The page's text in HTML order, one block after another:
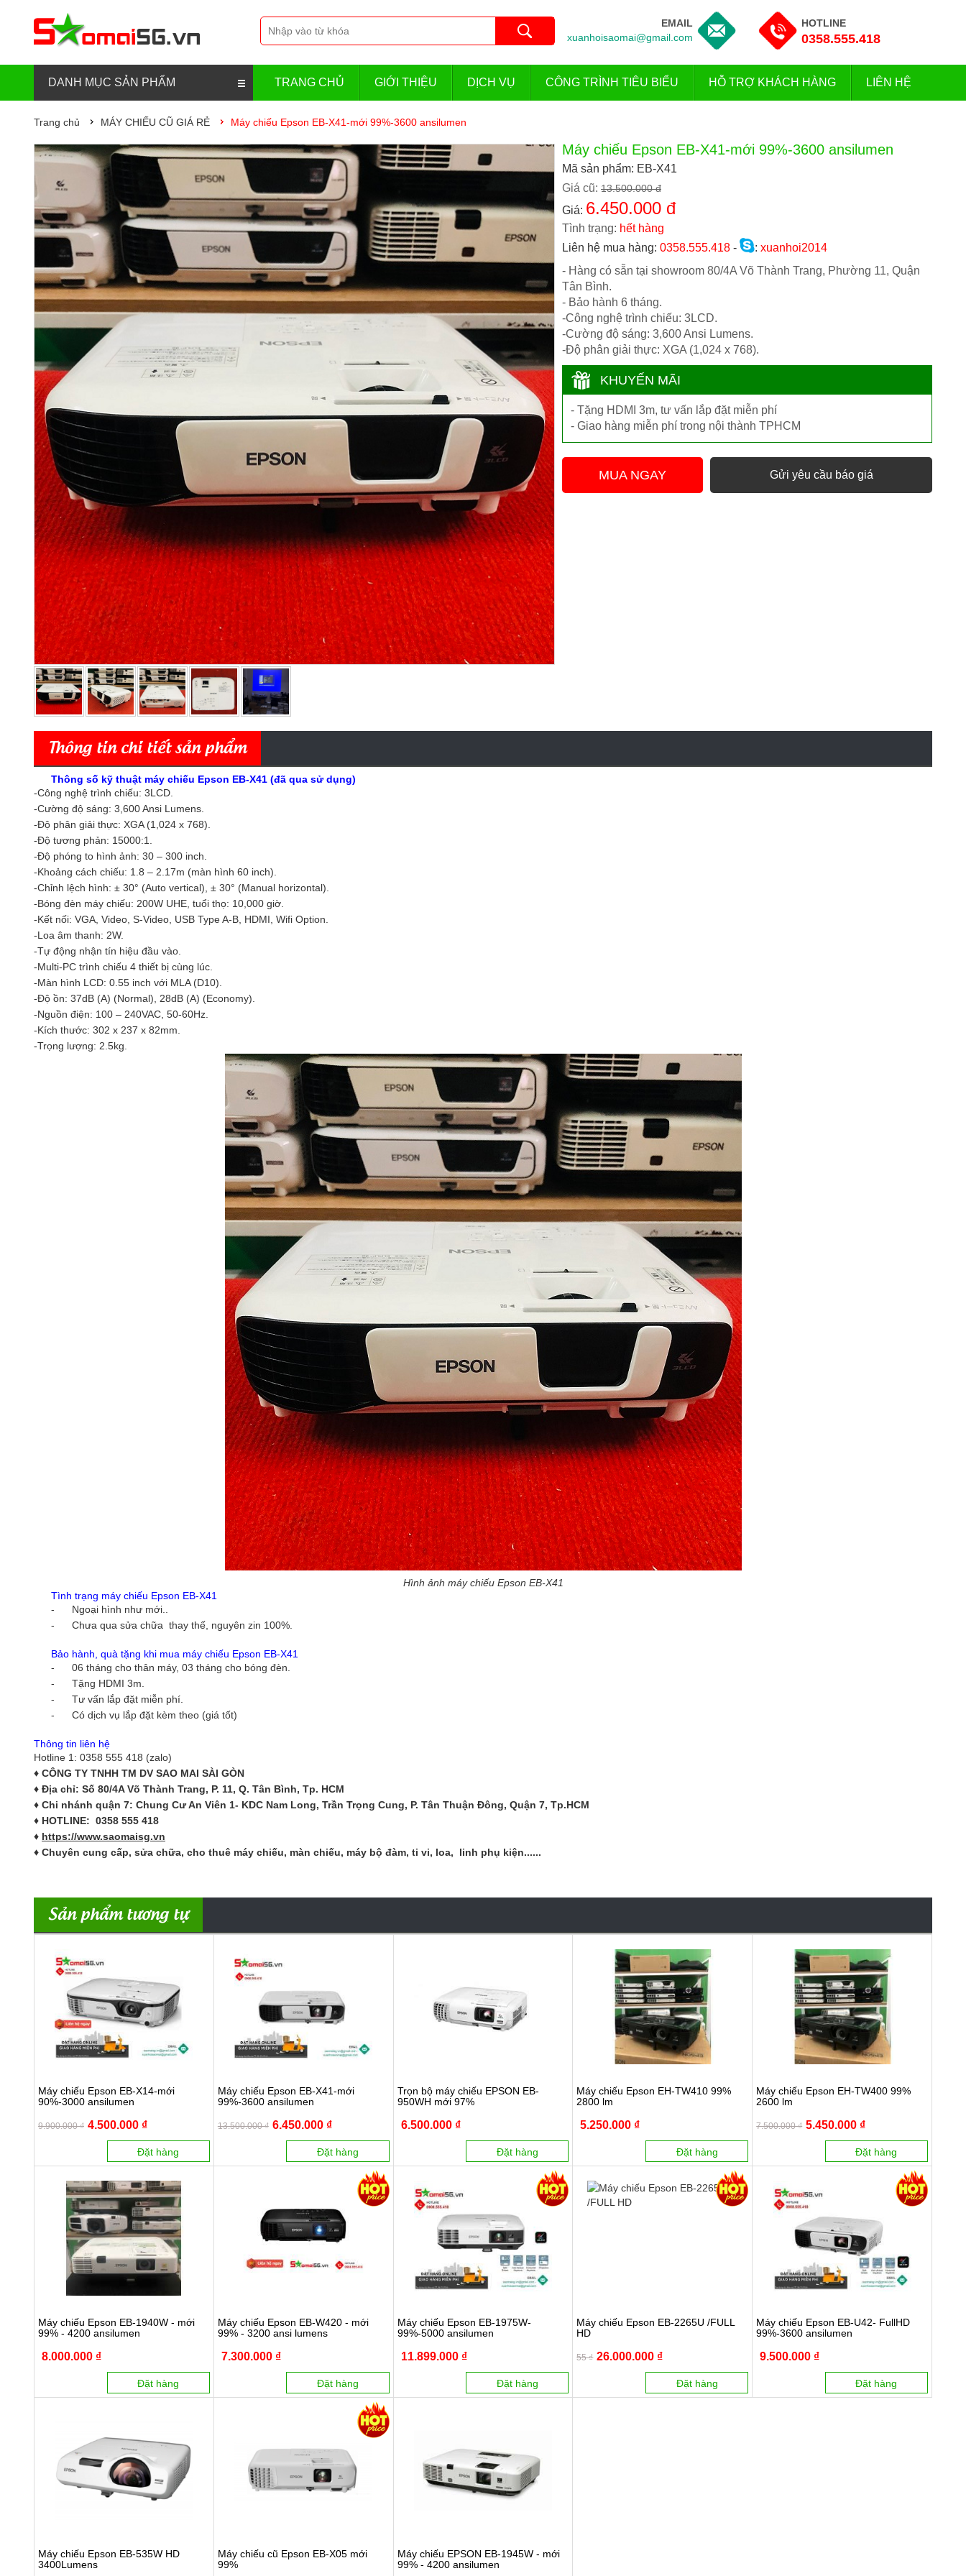
EMAIL
xuanhoisaomai@gmail.com
HOTLINE
0358.555.418
TRANG CHỦ GIỚI THIỆU DỊCH VỤ CÔNG TRÌNH TIÊU BIỂU HỖ TRỢ KHÁCH HÀNG LIÊN HỆ
DANH MỤC SẢN PHẨM
Trang chủ MÁY CHIẾU CŨ GIÁ RẺ Máy chiếu Epson EB-X41-mới 99%-3600 ansilumen
Máy chiếu Epson EB-X41-mới 99%-3600 ansilumen
Mã sản phẩm: EB-X41
Giá cũ: 13.500.000 đ
Giá: 6.450.000 đ
Tình trạng: hết hàng
Liên hệ mua hàng: 0358.555.418 - : xuanhoi2014
- Hàng có sẵn tại showroom 80/4A Võ Thành Trang, Phường 11, Quận
Tân Bình.
- Bảo hành 6 tháng.
-Công nghệ trình chiếu: 3LCD.
-Cường độ sáng: 3,600 Ansi Lumens.
-Độ phân giải thực: XGA (1,024 x 768).
KHUYẾN MÃI
- Tặng HDMI 3m, tư vấn lắp đặt miễn phí
- Giao hàng miễn phí trong nội thành TPHCM
MUA NGAY Gửi yêu cầu báo giá
Thông tin chi tiết sản phẩm
Thông số kỹ thuật máy chiếu Epson EB-X41 (đã qua sử dụng)
-Công nghệ trình chiếu: 3LCD.
-Cường độ sáng: 3,600 Ansi Lumens.
-Độ phân giải thực: XGA (1,024 x 768).
-Độ tương phản: 15000:1.
-Độ phóng to hình ảnh: 30 – 300 inch.
-Khoảng cách chiếu: 1.8 – 2.17m (màn hình 60 inch).
-Chỉnh lệch hình: ± 30° (Auto vertical), ± 30° (Manual horizontal).
-Bóng đèn máy chiếu: 200W UHE, tuổi thọ: 10,000 giờ.
-Kết nối: VGA, Video, S-Video, USB Type A-B, HDMI, Wifi Option.
-Loa âm thanh: 2W.
-Tự động nhận tín hiệu đầu vào.
-Multi-PC trình chiếu 4 thiết bị cùng lúc.
-Màn hình LCD: 0.55 inch với MLA (D10).
-Độ ồn: 37dB (A) (Normal), 28dB (A) (Economy).
-Nguồn điện: 100 – 240VAC, 50-60Hz.
-Kích thước: 302 x 237 x 82mm.
-Trọng lượng: 2.5kg.
Hình ảnh máy chiếu Epson EB-X41
Tình trạng máy chiếu Epson EB-X41
- Ngoại hình như mới..
- Chưa qua sửa chữa thay thế, nguyên zin 100%.
Bảo hành, quà tặng khi mua máy chiếu Epson EB-X41
- 06 tháng cho thân máy, 03 tháng cho bóng đèn.
- Tặng HDMI 3m.
- Tư vấn lắp đặt miễn phí.
- Có dịch vụ lắp đặt kèm theo (giá tốt)
Thông tin liên hệ
Hotline 1: 0358 555 418 (zalo)
♦ CÔNG TY TNHH TM DV SAO MAI SÀI GÒN
♦ Địa chỉ: Số 80/4A Võ Thành Trang, P. 11, Q. Tân Bình, Tp. HCM
♦ Chi nhánh quận 7: Chung Cư An Viên 1- KDC Nam Long, Trần Trọng Cung, P. Tân Thuận Đông, Quận 7, Tp.HCM
♦ HOTLINE: 0358 555 418
♦ https://www.saomaisg.vn
♦ Chuyên cung cấp, sửa chữa, cho thuê máy chiếu, màn chiếu, máy bộ đàm, ti vi, loa, linh phụ kiện......
Sản phẩm tương tự
Máy chiếu Epson EB-X14-mới
90%-3000 ansilumen
9.900.000 ₫ 4.500.000 ₫
Đặt hàng
Máy chiếu Epson EB-X41-mới
99%-3600 ansilumen
13.500.000 ₫ 6.450.000 ₫
Đặt hàng
Trọn bộ máy chiếu EPSON EB-
950WH mới 97%
6.500.000 ₫
Đặt hàng
Máy chiếu Epson EH-TW410 99%
2800 lm
5.250.000 ₫
Đặt hàng
Máy chiếu Epson EH-TW400 99%
2600 lm
7.500.000 ₫ 5.450.000 ₫
Đặt hàng
Máy chiếu Epson EB-1940W - mới
99% - 4200 ansilumen
8.000.000 ₫
Đặt hàng
Máy chiếu Epson EB-W420 - mới
99% - 3200 ansi lumens
7.300.000 ₫
Đặt hàng
Máy chiếu Epson EB-1975W-
99%-5000 ansilumen
11.899.000 ₫
Đặt hàng
Máy chiếu Epson EB-2265U /FULL
HD
55 ₫ 26.000.000 ₫
Đặt hàng
Máy chiếu Epson EB-U42- FullHD
99%-3600 ansilumen
9.500.000 ₫
Đặt hàng
Máy chiếu Epson EB-535W HD
3400Lumens
Máy chiếu cũ Epson EB-X05 mới
99%
Máy chiếu EPSON EB-1945W - mới
99% - 4200 ansilumen